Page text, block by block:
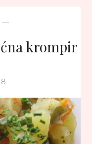
—
krompir